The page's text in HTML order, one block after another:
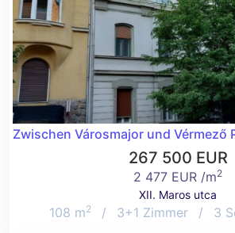
Zwischen Városmajor und Vérmező
267 500 EUR
2 477 EUR /m2
XII. Maros utca
108 m2 / 3+1 Zimmer / 3